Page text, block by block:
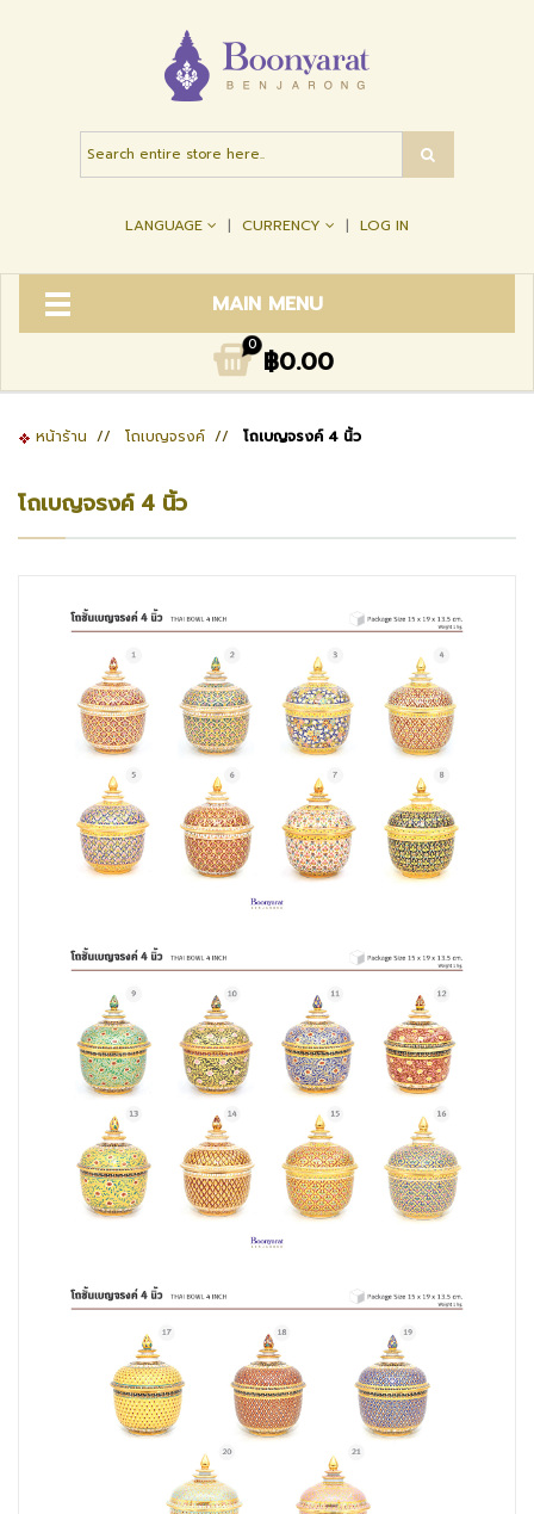
LANGUAGE CURRENCY LOG IN
MAIN MENU
0 ฿0.00
หน้าร้าน // โถเบญจรงค์ // โถเบญจรงค์ 4 นิ้ว
โถเบญจรงค์ 4 นิ้ว